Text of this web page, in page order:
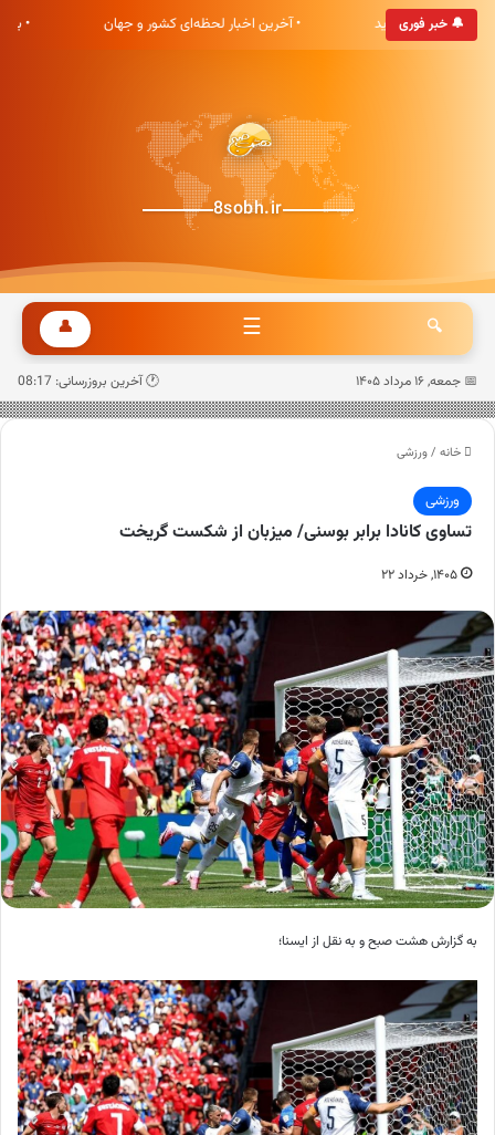
🔔 خبر فوری
هشت صبح خوش آمدید • آخرین اخبار لحظه‌ای کشور و جهان •
8sobh.ir
🔍
☰
👤
📅 جمعه, ۱۶ مرداد ۱۴۰۵ 🕐 آخرین بروزرسانی: 08:17
خانه /ورزشی
ورزشی
تساوی کانادا برابر بوسنی/ میزبان از شکست گریخت
۱۴۰۵, خرداد ۲۲
به گزارش هشت صبح و به نقل از ایسنا؛